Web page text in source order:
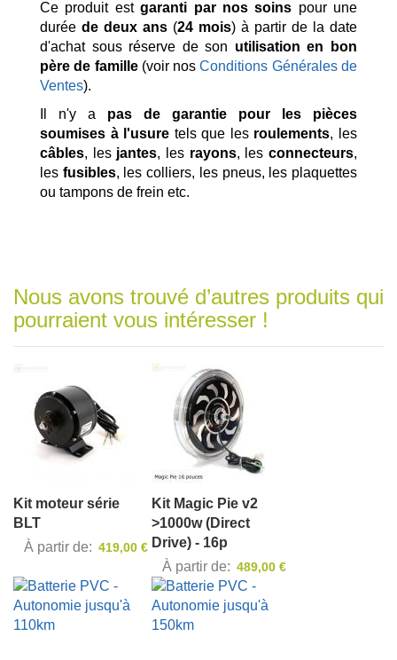
Ce produit estgaranti par nos soins pour une
durée de deux ans (24 mois) à partir de la date
d'achat sous réserve de son utilisation en bon
père de famille(voir nosConditions Générales de
Ventes).
Il n'y a pas de garantie pour les pièces
soumises à l'usure tels que les roulements, les
câbles, les jantes, les rayons, lesconnecteurs,
les fusibles, les colliers, les pneus, les plaquettes
ou tampons de frein etc.
Nous avons trouvé d’autres produits qui
pourraient vous intéresser !
Kit moteur série
BLT
À partir de
419,00 €
Kit Magic Pie v2
>1000w (Direct
Drive) - 16p
À partir de
489,00 €